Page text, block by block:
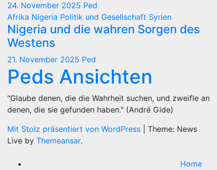
24. November 2025 Ped
Afrika Nigeria Politik und Gesellschaft Syrien
Nigeria und die wahren Sorgen des
Westens
21. November 2025 Ped
Peds Ansichten
"Glaube denen, die die Wahrheit suchen, und zweifle an
denen, die sie gefunden haben." (André Gide)
Mit Stolz präsentiert von WordPress
Theme: News
Live by Themeansar.
Home